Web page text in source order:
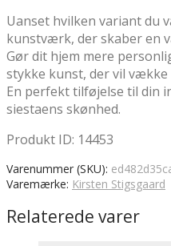
Uanset hvilken variant du
kunstværk, der skaber en
Gør dit hjem mere
stykke kunst, der vil
En perfekt tilføjelse til din
siestaens skønhed.
Produkt ID: 14453
Varenummer (SKU):
Varemærke: Kirsten Stigsgaard
Relaterede varer